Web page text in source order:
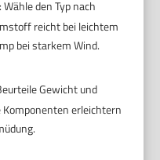
: Wähle den Typ nach
reicht bei leichtem
bei starkem Wind.
Gewicht und
Komponenten erleichtern